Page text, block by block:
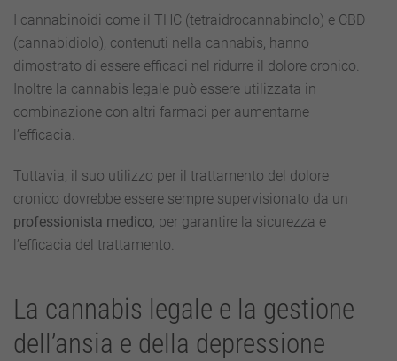
I cannabinoidi come il THC (tetraidrocannabinolo) e CBD
(cannabidiolo), contenuti nella cannabis, hanno
dimostrato di essere efficaci nel ridurre il dolore cronico.
Inoltre la cannabis legale può essere utilizzata in
combinazione con altri farmaci per aumentarne
l’efficacia.
Tuttavia, il suo utilizzo per il trattamento del dolore
cronico dovrebbe essere sempre supervisionato da un
professionista medico , per garantire la sicurezza e
l’efficacia del trattamento.
La cannabis legale e la gestione
dell’ansia e della depressione